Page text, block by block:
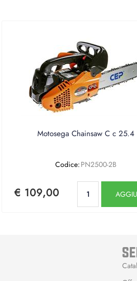
Motosega Chainsaw C c 25.4
Codice: PN2500-2B
€ 109,00